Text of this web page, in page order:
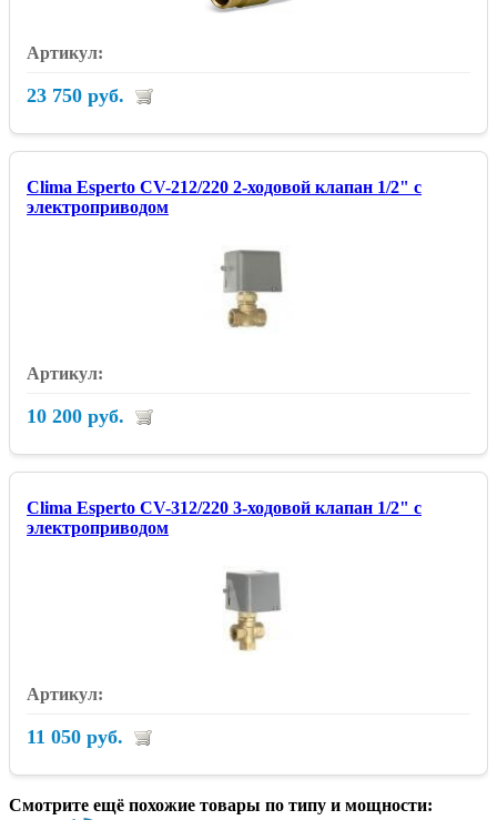
23 750 руб.
Clima Esperto CV-212/220 2-ходовой клапан 1/2" с
электроприводом
10 200 руб.
Clima Esperto CV-312/220 3-ходовой клапан 1/2" с
электроприводом
11 050 руб.
Смотрите ещё похожие товары по типу и мощности: